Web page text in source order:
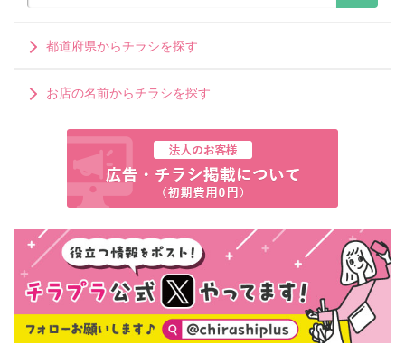
都道府県からチラシを探す
お店の名前からチラシを探す